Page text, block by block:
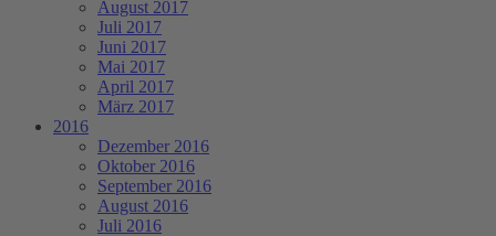
August 2017
Juli 2017
Juni 2017
Mai 2017
April 2017
März 2017
2016
Dezember 2016
Oktober 2016
September 2016
August 2016
Juli 2016